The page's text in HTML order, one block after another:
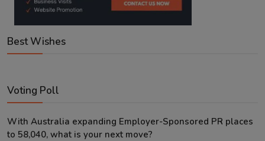
Best Wishes
Voting Poll
With Australia expanding Employer-Sponsored PR places
to 58,040, what is your next move?